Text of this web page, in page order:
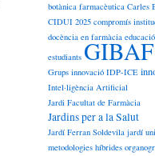
botànica farmacèutica Carles
CIDUI 2025 compromís
docència en farmàcia
estudiants GIBAF
Grups innovació IDP-ICE
Intel·ligència Artificial
Jardi Facultat de Farmàcia
Jardins per a la Salut
Jardí Ferran Soldevila jardí
metodologies híbrides